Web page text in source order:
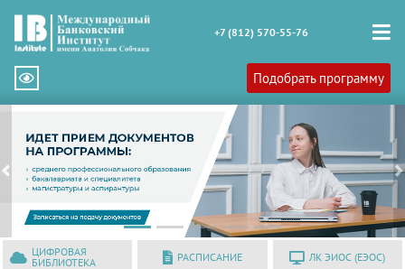
+7 (812) 570-55-76
Подобрать программу
Previous
ЦИФРОВАЯ
БИБЛИОТЕКА
РАСПИСАНИЕ ЛК ЭИОС (ЕЭОС)